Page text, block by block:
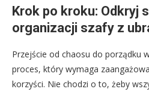
Krok po kroku: Odkryj
organizacji szafy z
Przejście od chaosu do porządku
proces, który wymaga
korzyści. Nie chodzi o to, żeby